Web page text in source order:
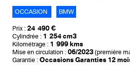
OCCASION BMW
Prix : 24 490 €
Cylindrée : 1 254 cm3
Kilométrage : 1 999 kms
Mise en circulation : 06/2023 (première
Garantie : Occasions Garanties 12